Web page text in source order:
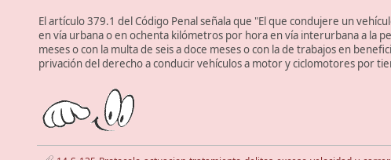
El artículo 379.1 del Código Penal señala que "El que condujere un
en vía urbana o en ochenta kilómetros por hora en vía interurbana a la
meses o con la multa de seis a doce meses o con la de trabajos en
privación del derecho a conducir vehículos a motor y ciclomotores por